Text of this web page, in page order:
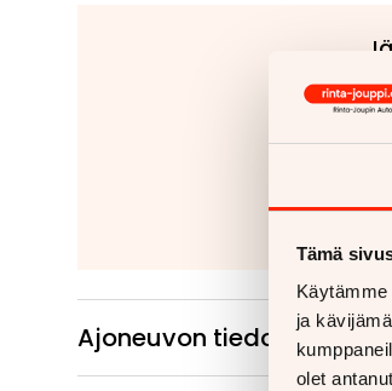
Tämä
ja
olet
Ajoneuvon tiedot